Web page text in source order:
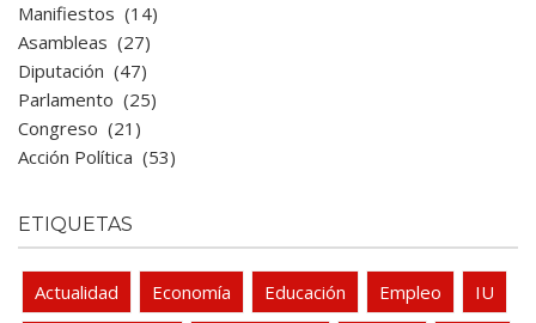
Manifiestos (14)
Asambleas (27)
Diputación (47)
Parlamento (25)
Congreso (21)
Acción Política (53)
ETIQUETAS
Actualidad Economía Educación Empleo IU